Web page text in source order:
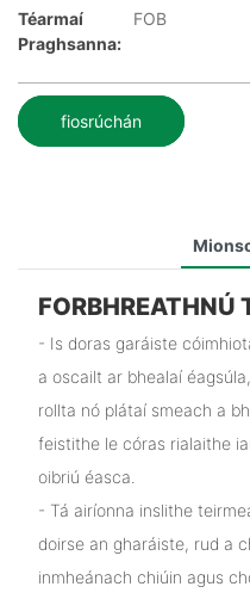
Téarmaí
Praghsanna:
FOB
fiosrúchán
FORBHREATHNÚ
- Is doras garáiste
a oscailt ar bhealaí
rollta nó plátaí smeach a
feistithe le córas rialaithe
oibriú éasca.
- Tá airíonna inslithe
doirse an gharáiste, rud a
inmheánach chiúin agus